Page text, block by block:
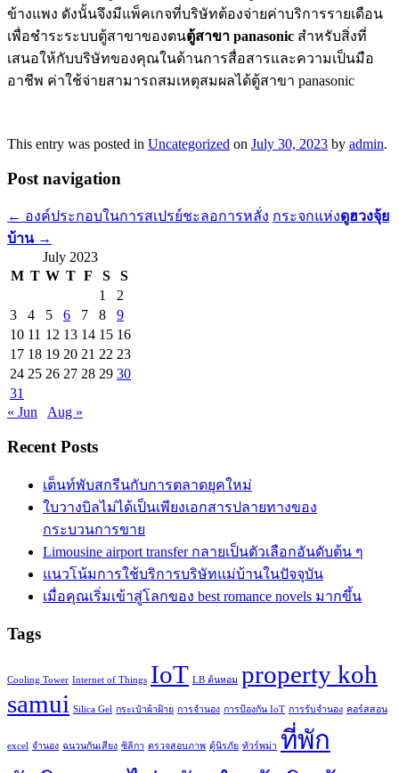
ข้างแพง ดังนั้นจึงมีแพ็คเกจที่บริษัทต้องจ่ายค่าบริการรายเดือน
เพื่อชำระระบบตู้สาขาของตนตู้สาขา panasonic สำหรับสิ่งที่
เสนอให้กับบริษัทของคุณในด้านการสื่อสารและความเป็นมือ
อาชีพ ค่าใช้จ่ายสามารถสมเหตุสมผลได้ตู้สาขา panasonic
This entry was posted in Uncategorized on July 30, 2023 by admin.
Post navigation
← องค์ประกอบในการสเปรย์ชะลอการหลั่ง กระจกแห่งดูฮวงจุ้ย
บ้าน →
July 2023
M T W T F S
S
1
2
3
4 5 6 7 8
9
10 11 12 13 14 15 16
17 18 19 20 21 22 23
24 25 26 27 28 29 30
31
« Jun
Aug »
Recent Posts
เต็นท์พับสกรีนกับการตลาดยุคใหม่
ใบวางบิลไม่ได้เป็นเพียงเอกสารปลายทางของ
กระบวนการขาย
Limousine airport transfer กลายเป็นตัวเลือกอันดับต้น ๆ
แนวโน้มการใช้บริการบริษัทแม่บ้านในปัจจุบัน
เมื่อคุณเริ่มเข้าสู่โลกของ best romance novels มากขึ้น
Tags
Cooling Tower Internet of Things IoT LB ต้นหอม property koh
samui Silica Gel กระเป๋าผ้าฝ้าย การจำนอง การป้องกัน IoT การรับจำนอง คอร์สสอน
excel จำนอง ฉนวนกันเสียง ซิลิกา ตรวจสอบภาพ ตู้นิรภัย ทัวร์พม่า ที่พัก